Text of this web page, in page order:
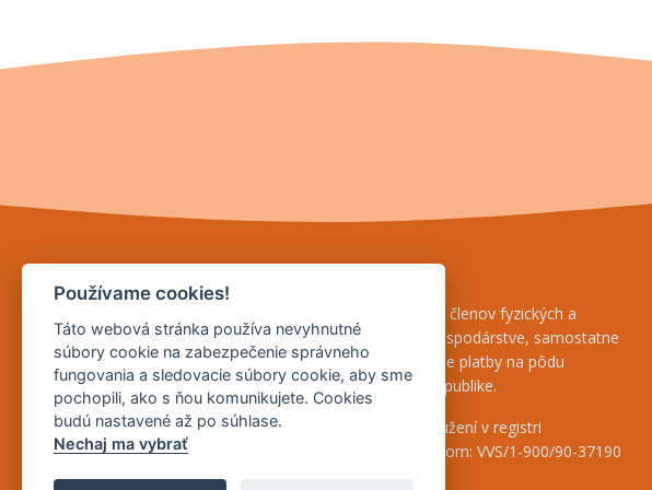
AKS je založená na ochranu záujmov svojich členov fyzických a
právnických osôb, ktoré podnikajú v poľnohospodárstve, samostatne
hospodáriacich roľníkov a žiadateľov o priame platby na pôdu
vykonávajúcich svoju činnosť v Slovenskej republike.
AKS je zapísaná v zozname občianskych združení v registri
Ministerstva vnútra SR, pod registračným číslom: VVS/1-900/90-37190
Používame cookies!
Táto webová stránka používa nevyhnutné
súbory cookie na zabezpečenie správneho
fungovania a sledovacie súbory cookie, aby sme
pochopili, ako s ňou komunikujete. Cookies
budú nastavené až po súhlase.
Nechaj ma vybrať